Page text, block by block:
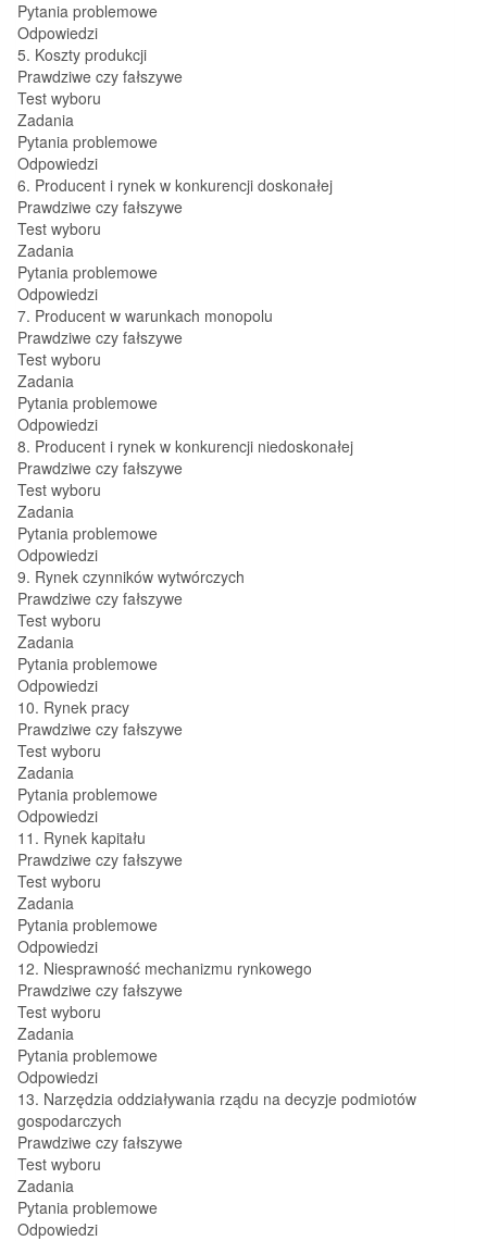
Pytania problemowe
Odpowiedzi
5. Koszty produkcji
Prawdziwe czy fałszywe
Test wyboru
Zadania
Pytania problemowe
Odpowiedzi
6. Producent i rynek w konkurencji doskonałej
Prawdziwe czy fałszywe
Test wyboru
Zadania
Pytania problemowe
Odpowiedzi
7. Producent w warunkach monopolu
Prawdziwe czy fałszywe
Test wyboru
Zadania
Pytania problemowe
Odpowiedzi
8. Producent i rynek w konkurencji niedoskonałej
Prawdziwe czy fałszywe
Test wyboru
Zadania
Pytania problemowe
Odpowiedzi
9. Rynek czynników wytwórczych
Prawdziwe czy fałszywe
Test wyboru
Zadania
Pytania problemowe
Odpowiedzi
10. Rynek pracy
Prawdziwe czy fałszywe
Test wyboru
Zadania
Pytania problemowe
Odpowiedzi
11. Rynek kapitału
Prawdziwe czy fałszywe
Test wyboru
Zadania
Pytania problemowe
Odpowiedzi
12. Niesprawność mechanizmu rynkowego
Prawdziwe czy fałszywe
Test wyboru
Zadania
Pytania problemowe
Odpowiedzi
13. Narzędzia oddziaływania rządu na decyzje podmiotów
gospodarczych
Prawdziwe czy fałszywe
Test wyboru
Zadania
Pytania problemowe
Odpowiedzi